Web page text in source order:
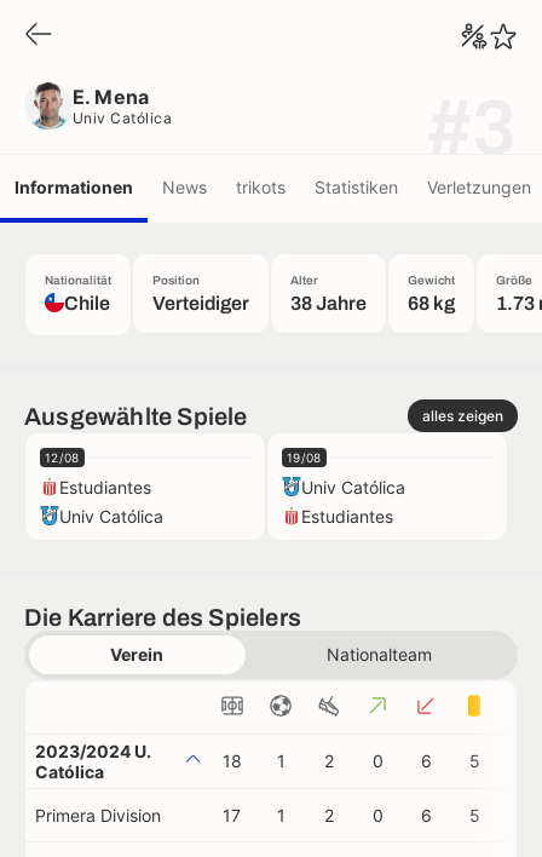
E. Mena
Univ Católica
Informationen News trikots Statistiken Verletzungen
Nationalität
Chile
Position
Verteidiger
Alter
38 Jahre
Gewicht
68 kg
Größe
1.73
Ausgewählte Spiele alles zeigen
12/08
Estudiantes
Univ Católica
19/08
Univ Católica
Estudiantes
Die Karriere des Spielers
Verein Nationalteam
2023/2024 U.
Católica
18 1 2 0 6 5
Primera Division 17 1 2 0 6 5